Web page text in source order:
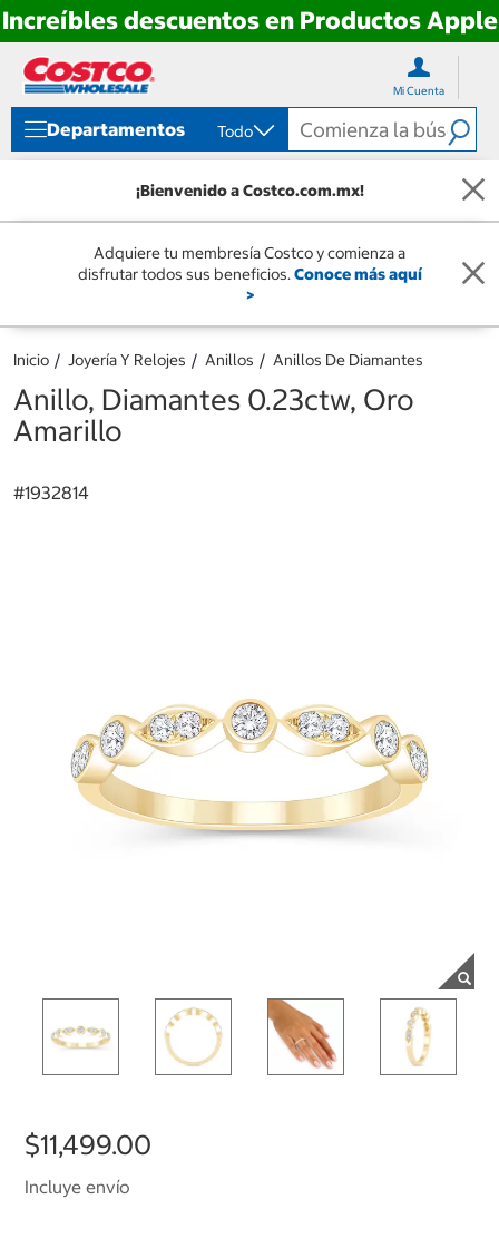
Increíbles descuentos en Productos Apple
directo
contenido
directo
menú
navegación
Mi Cuenta
Departamentos Todo
¡Bienvenido a Costco.com.mx!
Adquiere tu membresía Costco y comienza a
disfrutar todos sus beneficios.Conoce más aquí
>
Inicio Joyería Y Relojes Anillos Anillos De Diamantes
Anillo, Diamantes 0.23ctw, Oro
Amarillo
#1932814
$11,499.00
Incluye envío